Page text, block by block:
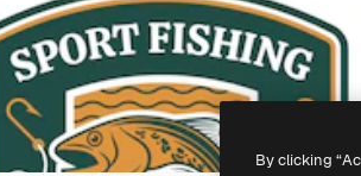
By clicking